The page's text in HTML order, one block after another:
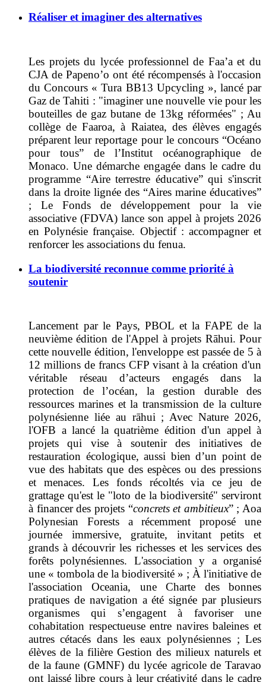
Réaliser et imaginer des alternatives
Les projets du lycée professionnel de Faa’a et du
CJA de Papeno’o ont été récompensés à l'occasion
du Concours « Tura BB13 Upcycling », lancé par
Gaz de Tahiti : "imaginer une nouvelle vie pour les
bouteilles de gaz butane de 13kg réformées" ; Au
collège de Faaroa, à Raiatea, des élèves engagés
préparent leur reportage pour le concours “Océano
pour tous” de l’Institut océanographique de
Monaco. Une démarche engagée dans le cadre du
programme “Aire terrestre éducative” qui s'inscrit
dans la droite lignée des “Aires marine éducatives”
; Le Fonds de développement pour la vie
associative (FDVA) lance son appel à projets 2026
en Polynésie française. Objectif : accompagner et
renforcer les associations du fenua.
La biodiversité reconnue comme priorité à
soutenir
Lancement par le Pays, PBOL et la FAPE de la
neuvième édition de l'Appel à projets Rāhui. Pour
cette nouvelle édition, l'enveloppe est passée de 5 à
12 millions de francs CFP visant à la création d'un
véritable réseau d’acteurs engagés dans la
protection de l’océan, la gestion durable des
ressources marines et la transmission de la culture
polynésienne liée au rāhui ; Avec Nature 2026,
l'OFB a lancé la quatrième édition d'un appel à
projets qui vise à soutenir des initiatives de
restauration écologique, aussi bien d’un point de
vue des habitats que des espèces ou des pressions
et menaces. Les fonds récoltés via ce jeu de
grattage qu'est le "loto de la biodiversité" serviront
à financer des projets “concrets et ambitieux” ; Aoa
Polynesian Forests a récemment proposé une
journée immersive, gratuite, invitant petits et
grands à découvrir les richesses et les services des
forêts polynésiennes. L'association y a organisé
une « tombola de la biodiversité » ; À l'initiative de
l'association Oceania, une Charte des bonnes
pratiques de navigation a été signée par plusieurs
organismes qui s’engagent à favoriser une
cohabitation respectueuse entre navires baleines et
autres cétacés dans les eaux polynésiennes ; Les
élèves de la filière Gestion des milieux naturels et
de la faune (GMNF) du lycée agricole de Taravao
ont laissé libre cours à leur créativité dans le cadre